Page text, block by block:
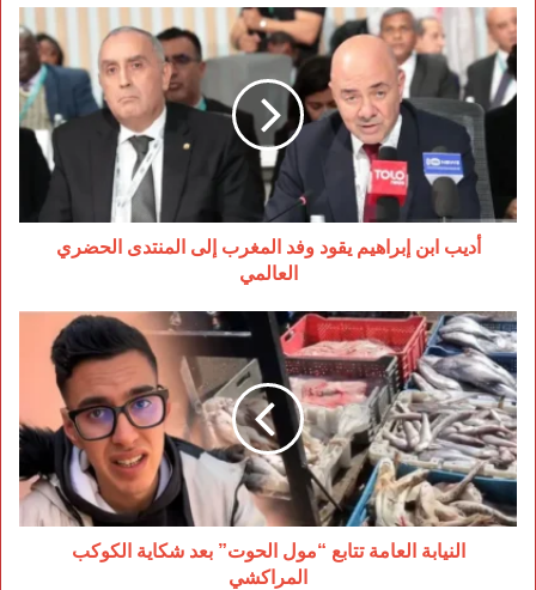
أديب
ابن
إبراهيم
يقود
وفد
المغرب
إلى
المنتدى
الحضري
العالمي
أديب ابن إبراهيم يقود وفد المغرب إلى المنتدى الحضري
العالمي
النيابة
العامة
تتابع
“مول
الحوت”
بعد
شكاية
الكوكب
المراكشي
النيابة العامة تتابع “مول الحوت” بعد شكاية الكوكب
المراكشي